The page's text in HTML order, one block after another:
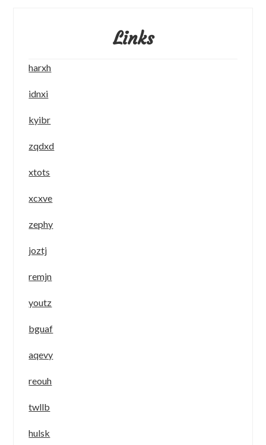
Links
harxh
idnxi
kyibr
zqdxd
xtots
xcxve
zephy
joztj
remjn
youtz
bguaf
aqevy
reouh
twllb
hulsk